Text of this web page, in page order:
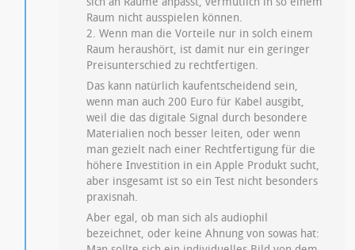
Raum nicht ausspielen können.
2. Wenn man die Vorteile nur in solch einem
Raum heraushört, ist damit nur ein geringer
Preisunterschied zu rechtfertigen.
Das kann natürlich kaufentscheidend sein,
wenn man auch 200 Euro für Kabel ausgibt,
weil die das digitale Signal durch besondere
Materialien noch besser leiten, oder wenn
man gezielt nach einer Rechtfertigung für die
höhere Investition in ein Apple Produkt sucht,
aber insgesamt ist so ein Test nicht besonders
praxisnah.
Aber egal, ob man sich als audiophil
bezeichnet, oder keine Ahnung von sowas hat: